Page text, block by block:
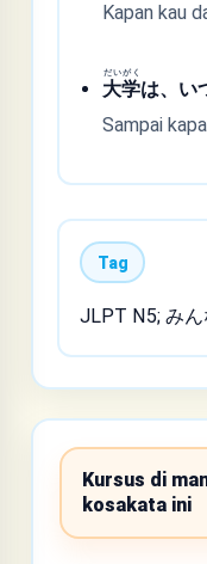
Kapan kau
大学
だいがく
は、い
Sampai
Tag
JLPT N5; み
Kursus di
kosakata ini